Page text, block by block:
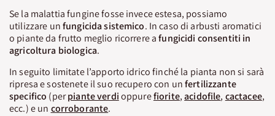
Se la malattia fungine fosse invece estesa, possiamo
utilizzare unfungicida sistemico. In caso di arbusti aromatici
o piante da frutto meglio ricorrere afungicidi consentiti in
agricoltura biologica.
In seguito limitate l’apporto idrico finché la pianta non si sarà
ripresa e sostenete il suo recupero con unfertilizzante
specifico (perpiante verdioppurefiorite,acidofile, cactacee,
ecc.) e un corroborante.